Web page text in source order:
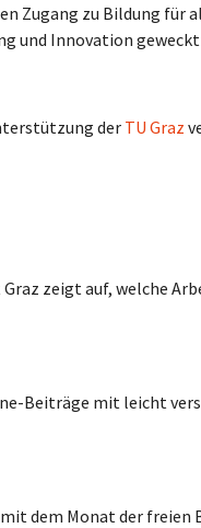
Zugang zu Bildung für
und Innovation
der TU Graz
zeigt auf, welche
Beiträge mit leicht
dem Monat der freien